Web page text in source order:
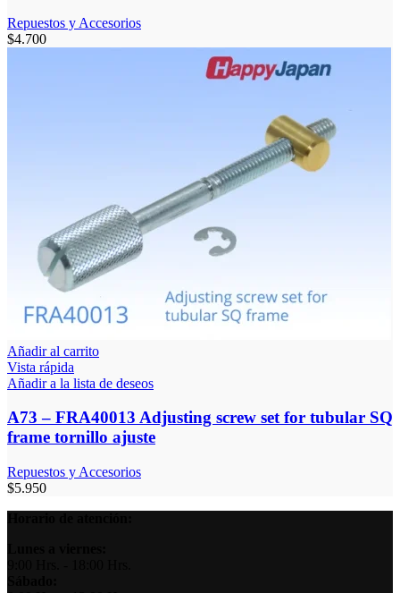
Repuestos y Accesorios
$4.700
Añadir al carrito
Vista rápida
Añadir a la lista de deseos
A73 – FRA40013 Adjusting screw set for tubular SQ
frame tornillo ajuste
Repuestos y Accesorios
$5.950